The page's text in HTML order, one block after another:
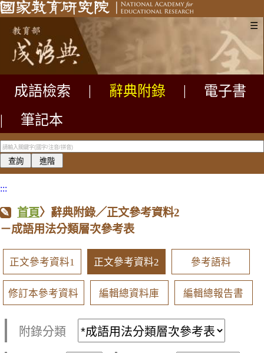
☰
成語檢索 辭典附錄
電子書
|
筆記本
:::
首頁〉辭典附錄／正文參考資料2
－成語用法分類層次參考表
正文參考資料1 正文參考資料2 參考語料
修訂本參考資料 編輯總資料庫 編輯總報告書
附錄分類